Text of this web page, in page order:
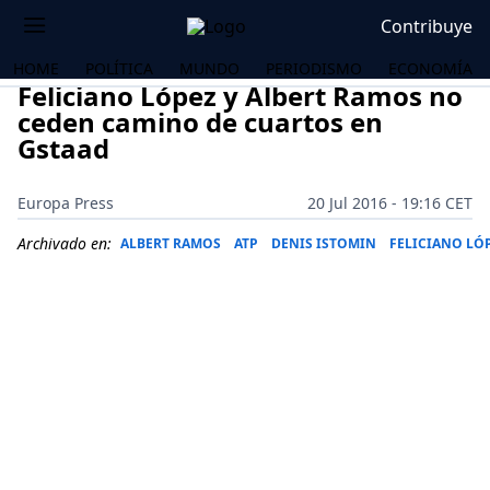
Contribuye
HOME POLÍTICA MUNDO PERIODISMO ECONOMÍA
Feliciano López y Albert Ramos no
ceden camino de cuartos en
Gstaad
Europa Press
20 Jul 2016 - 19:16 CET
Archivado en: ALBERT RAMOS ATP DENIS ISTOMIN FELICIANO